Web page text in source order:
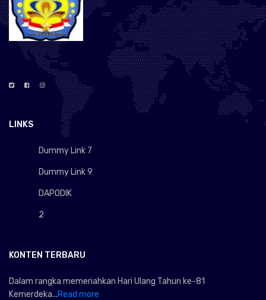
LINKS
Dummy Link 7
Dummy Link 9
DAPODIK
2
KONTEN TERBARU
Dalam rangka memeriahkan Hari Ulang Tahun ke-81
Kemerdeka...Read more